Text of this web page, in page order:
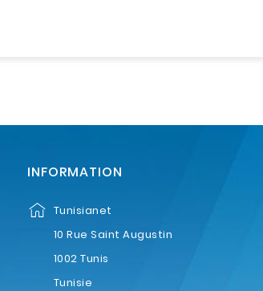
INFORMATION
Tunisianet
10 Rue Saint Augustin
1002 Tunis
Tunisie